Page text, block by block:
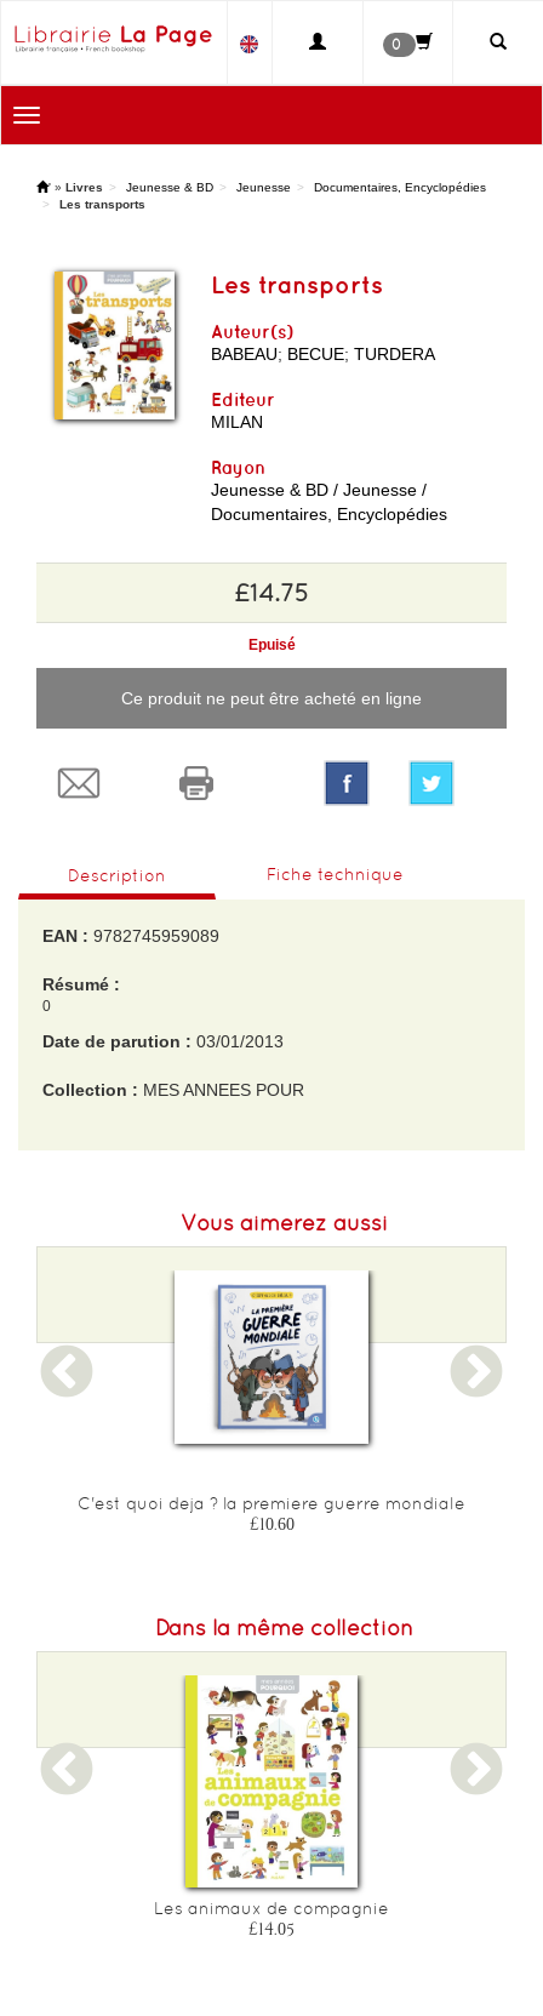
0
Toggle
navigation
' » Livres Jeunesse & BD Jeunesse
Documentaires, Encyclopédies
Les transports
Les transports
Auteur(s)
BABEAU; BECUE;TURDERA
Editeur
MILAN
Rayon
Jeunesse & BD / Jeunesse /
Documentaires, Encyclopédies
£14.75
Epuisé
Ce produit ne peut être acheté en ligne
Description Fiche technique
EAN : 9782745959089
Résumé :
0
Date de parution : 03/01/2013
Collection : MES ANNEES POUR
Vous aimerez aussi
C'est quoi deja ? la premiere guerre mondiale
£10.60
Dans la même collection
Les animaux de compagnie
£14.05